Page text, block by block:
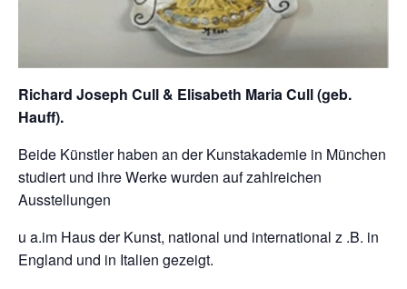
Richard Joseph Cull & Elisabeth Maria Cull (geb.
Hauff).
Beide Künstler haben an der Kunstakademie in München
studiert und ihre Werke wurden auf zahlreichen
Ausstellungen
u a.im Haus der Kunst, national und international z .B. in
England und in Italien gezeigt.